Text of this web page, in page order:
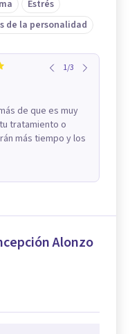
Estrés
de la personalidad
1/3
de que es muy
tratamiento o
más tiempo y los
Alonzo